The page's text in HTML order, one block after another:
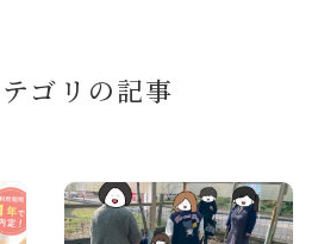
ゴリの記事